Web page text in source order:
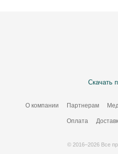
Скачать
О компании Партнерам
Оплата
© 2016–2026 Все